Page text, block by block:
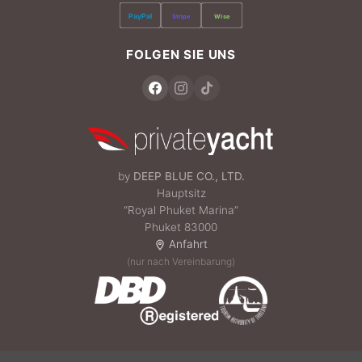
PayPal Stripe Wise
FOLGEN SIE UNS
by DEEP BLUE CO., LTD.
Hauptsitz
“Royal Phuket Marina”
Phuket 83000
Anfahrt
(nur nach Vereinbarung)